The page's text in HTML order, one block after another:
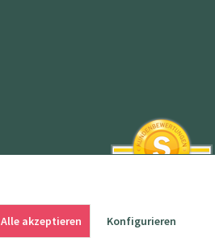
Alle akzeptieren Konfigurieren
aus 145 Bewertungen